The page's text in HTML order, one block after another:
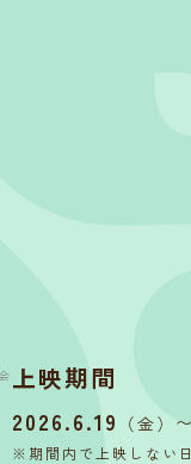
上映期間
2026.6.19 （金） 〜
※期間内で上映しない